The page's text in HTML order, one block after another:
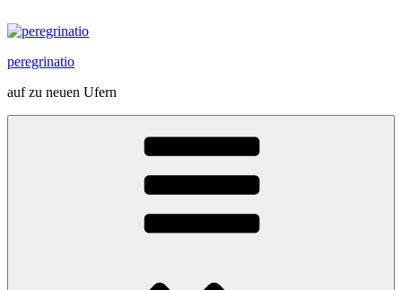
Inhalt
peregrinatio
auf zu neuen Ufern